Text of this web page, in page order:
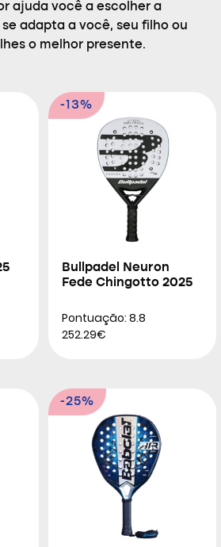
ajuda você a escolher a
adapta a você, seu filho ou
o melhor presente.
-13%
Bullpadel Neuron
Fede Chingotto 2025
Pontuação: 8.8
252.29€
-25%